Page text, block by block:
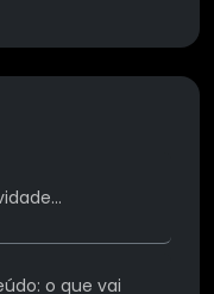
o que vai